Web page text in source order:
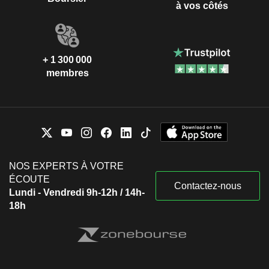
à vos côtés
+ 1 300 000
membres
NOS EXPERTS À VOTRE
ÉCOUTE
Lundi - Vendredi 9h-12h / 14h-
18h
Contactez-nous